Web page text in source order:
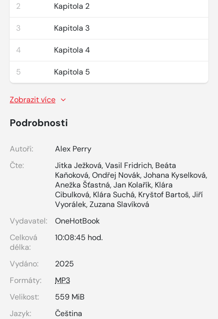
2 Kapitola 2
3 Kapitola 3
4 Kapitola 4
5 Kapitola 5
Zobrazit více
Podrobnosti
Autoři:
Alex Perry
Čte:
Jitka Ježková,Vasil Fridrich, Beáta
Kaňoková,Ondřej Novák,Johana Kyselková,
Anežka Šťastná,Jan Kolařík, Klára
Cibulková, Klára Suchá, Kryštof Bartoš,Jiří
Vyorálek,Zuzana Slavíková
Vydavatel:
OneHotBook
Celková
délka:
10:08:45 hod.
Vydáno:
2025
Formáty:
MP3
Velikost:
559 MiB
Jazyk:
Čeština